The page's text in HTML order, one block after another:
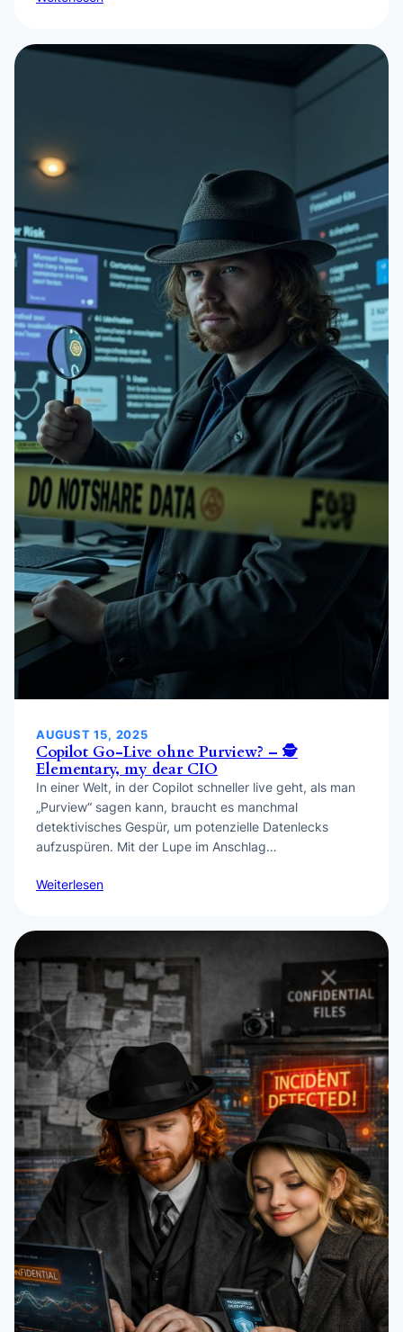
AUGUST 15, 2025
Copilot Go-Live ohne Purview? – 🕵️
Elementary, my dear CIO
In einer Welt, in der Copilot schneller live geht, als man
„Purview“ sagen kann, braucht es manchmal
detektivisches Gespür, um potenzielle Datenlecks
aufzuspüren. Mit der Lupe im Anschlag…
Weiterlesen